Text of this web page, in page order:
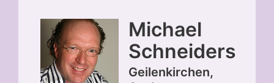
Michael
Schneiders
Geilenkirchen,